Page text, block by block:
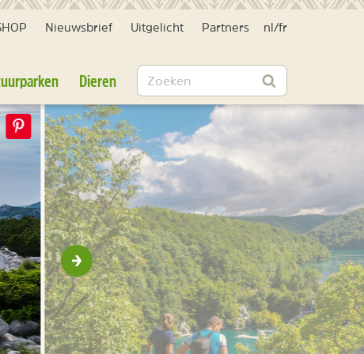
Nieuwsbrief Uitgelicht Partners nl /fr
Dieren Zoeken
Zoeken
Volgende